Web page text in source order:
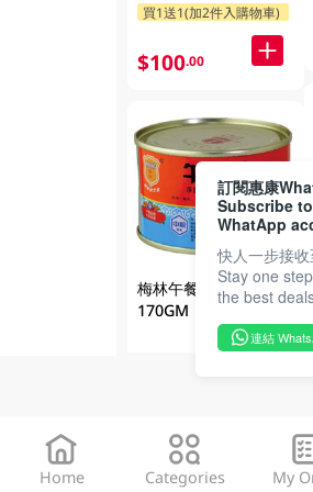
$100.00
梅林午餐肉 3 X
170GM
Home Categories My
訂閱惠康
Subscribe
WhatApp
快人一步接收
Stay one
the best
連結